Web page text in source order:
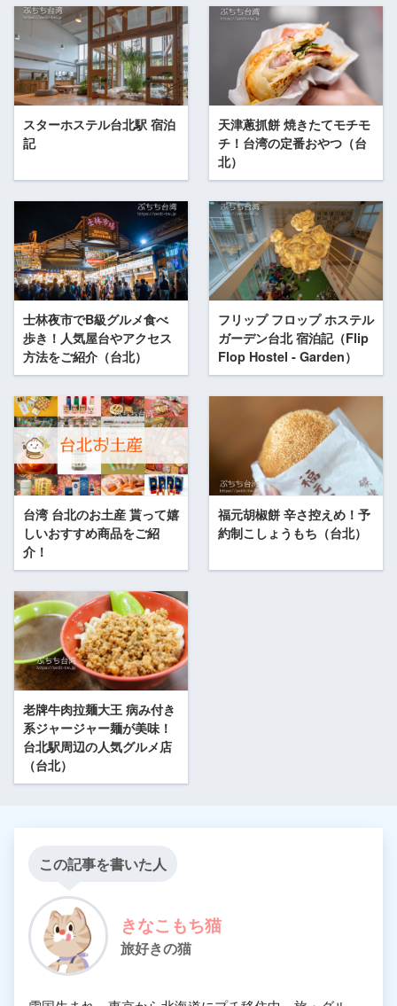
スターホステル台北駅 宿泊
記
天津蔥抓餅 焼きたてモチモ
チ！台湾の定番おやつ（台
北）
士林夜市でB級グルメ食べ
歩き！人気屋台やアクセス
方法をご紹介（台北）
フリップ フロップ ホステル
ガーデン台北 宿泊記（Flip
Flop Hostel - Garden）
台湾 台北のお土産 貰って嬉
しいおすすめ商品をご紹
介！
福元胡椒餅 辛さ控えめ！予
約制こしょうもち（台北）
老牌牛肉拉麺大王 病み付き
系ジャージャー麺が美味！
台北駅周辺の人気グルメ店
（台北）
この記事を書いた人
きなこもち猫
旅好きの猫